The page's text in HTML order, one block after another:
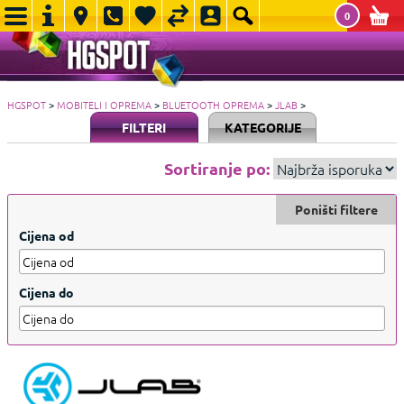
0
HGSPOT>MOBITELI I OPREMA> BLUETOOTH OPREMA>JLAB>
FILTERI KATEGORIJE
Sortiranje po:
Cijena od
Cijena do
Poništi filtere